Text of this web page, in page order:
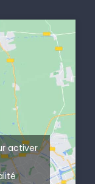
activer